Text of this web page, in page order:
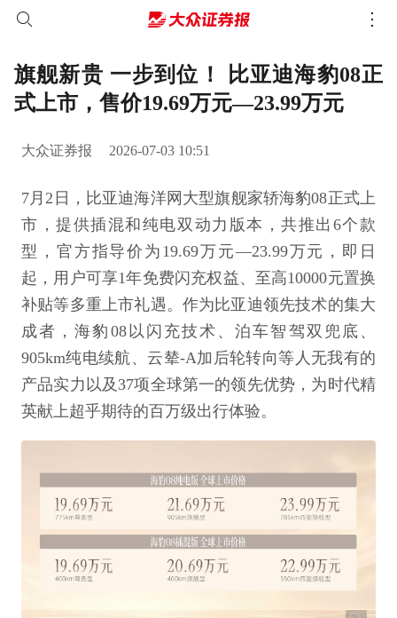
旗舰新贵 一步到位！ 比亚迪海豹08正
式上市，售价19.69万元—23.99万元
大众证券报 2026-07-03 10:51
7月2日，比亚迪海洋网大型旗舰家轿海豹08正式上
市，提供插混和纯电双动力版本，共推出6个款
型，官方指导价为19.69万元—23.99万元，即日
起，用户可享1年免费闪充权益、至高10000元置换
补贴等多重上市礼遇。作为比亚迪领先技术的集大
成者，海豹08以闪充技术、泊车智驾双兜底、
905km纯电续航、云辇-A加后轮转向等人无我有的
产品实力以及37项全球第一的领先优势，为时代精
英献上超乎期待的百万级出行体验。